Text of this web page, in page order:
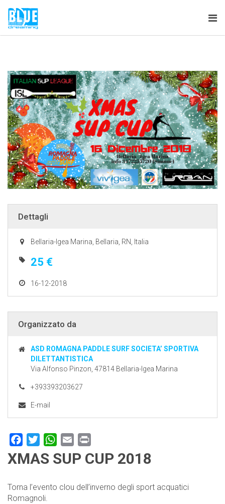
Dettagli
Bellaria-Igea Marina, Bellaria, RN, Italia
25 €
16-12-2018
Organizzato da
ASD ROMAGNA PADDLE SURF SOCIETA’ SPORTIVA
DILETTANTISTICA
Via Alfonso Pinzon, 47814 Bellaria-Igea Marina
+393393203627
E-mail
FacebookTwitterWhatsApp
Email
XMAS SUP CUP 2018
Torna l’evento clou dell’inverno degli sport acquatici
Romagnoli.